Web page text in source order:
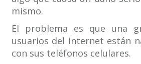
mismo.
El problema es que una
usuarios del internet están
con sus teléfonos celulares.